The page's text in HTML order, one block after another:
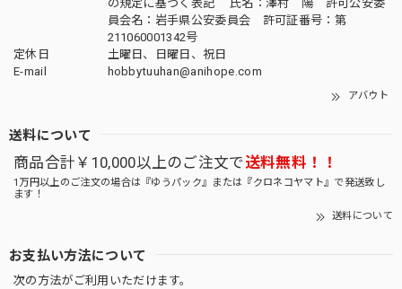
の規定に基づく表記 氏名：澤村 陽 許可公安委
員会名：岩手県公安委員会 許可証番号：第
211060001342号
定休日
土曜日、日曜日、祝日
E-mail
hobbytuuhan@anihope.com
アバウト
送料について
商品合計￥10,000以上のご注文で送料無料！！
1万円以上のご注文の場合は『ゆうパック』または『クロネコヤマト』で発送致し
ます！
送料について
お支払い方法について
次の方法がご利用いただけます。